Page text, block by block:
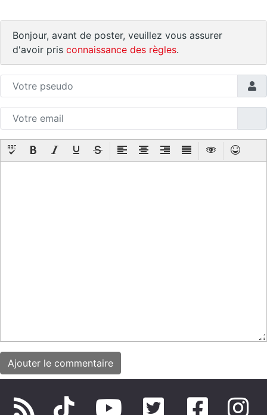
Bonjour, avant de poster, veuillez vous assurer
d'avoir pris connaissance des règles.